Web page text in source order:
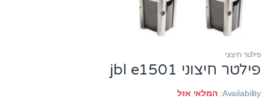
פילטר חיצוני
פילטר חיצוני jbl e1501
Availability: המלאי אזל